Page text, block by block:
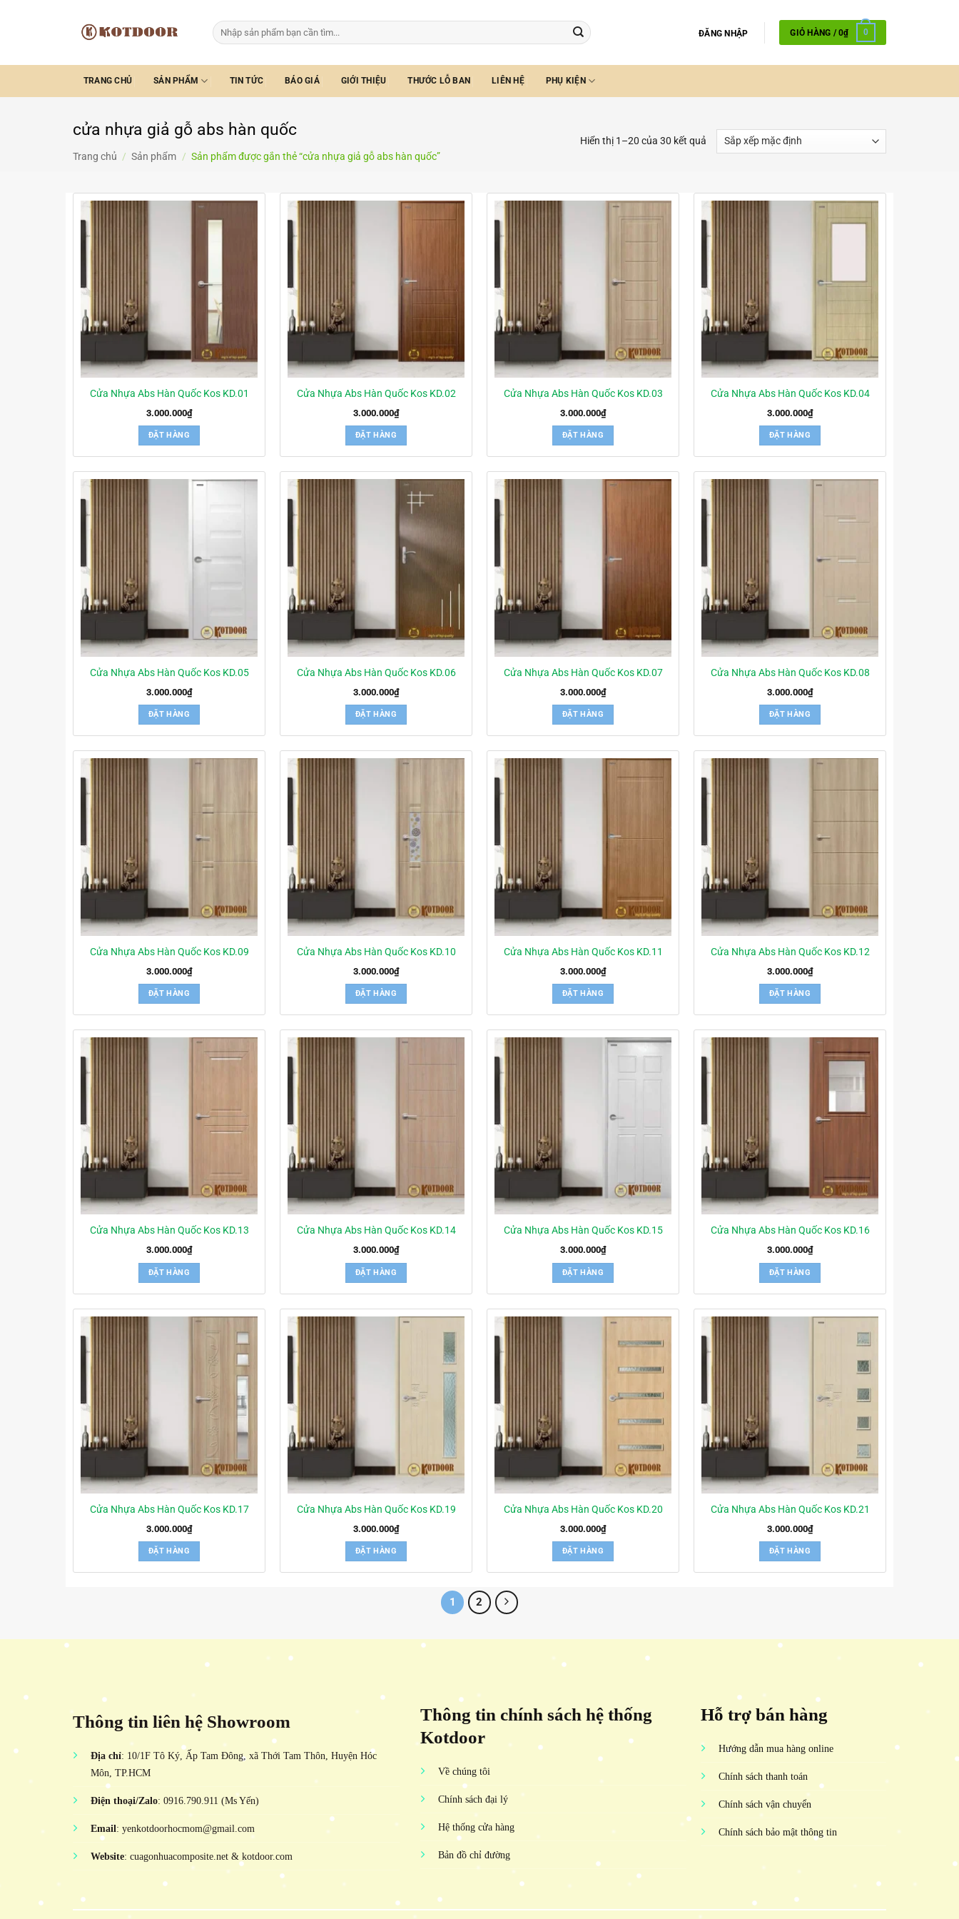
Tìm
kiếm:
ĐĂNG NHẬP GIỎ HÀNG /0₫ 0
TRANG CHỦ SẢN PHẨM TIN TỨC BÁO GIÁ GIỚI THIỆU THƯỚC LỖ BAN LIÊN HỆ PHỤ KIỆN
cửa nhựa giả gỗ abs hàn quốc
Trang chủ / Sản phẩm / Sản phẩm được gắn thẻ “cửa nhựa giả gỗ abs hàn quốc”
Hiển thị 1–20 của 30 kết quả
Cửa Nhựa Abs Hàn Quốc Kos KD.01
3.000.000₫
ĐẶT HÀNG
Cửa Nhựa Abs Hàn Quốc Kos KD.02
3.000.000₫
ĐẶT HÀNG
Cửa Nhựa Abs Hàn Quốc Kos KD.03
3.000.000₫
ĐẶT HÀNG
Cửa Nhựa Abs Hàn Quốc Kos KD.04
3.000.000₫
ĐẶT HÀNG
Cửa Nhựa Abs Hàn Quốc Kos KD.05
3.000.000₫
ĐẶT HÀNG
Cửa Nhựa Abs Hàn Quốc Kos KD.06
3.000.000₫
ĐẶT HÀNG
Cửa Nhựa Abs Hàn Quốc Kos KD.07
3.000.000₫
ĐẶT HÀNG
Cửa Nhựa Abs Hàn Quốc Kos KD.08
3.000.000₫
ĐẶT HÀNG
Cửa Nhựa Abs Hàn Quốc Kos KD.09
3.000.000₫
ĐẶT HÀNG
Cửa Nhựa Abs Hàn Quốc Kos KD.10
3.000.000₫
ĐẶT HÀNG
Cửa Nhựa Abs Hàn Quốc Kos KD.11
3.000.000₫
ĐẶT HÀNG
Cửa Nhựa Abs Hàn Quốc Kos KD.12
3.000.000₫
ĐẶT HÀNG
Cửa Nhựa Abs Hàn Quốc Kos KD.13
3.000.000₫
ĐẶT HÀNG
Cửa Nhựa Abs Hàn Quốc Kos KD.14
3.000.000₫
ĐẶT HÀNG
Cửa Nhựa Abs Hàn Quốc Kos KD.15
3.000.000₫
ĐẶT HÀNG
Cửa Nhựa Abs Hàn Quốc Kos KD.16
3.000.000₫
ĐẶT HÀNG
Cửa Nhựa Abs Hàn Quốc Kos KD.17
3.000.000₫
ĐẶT HÀNG
Cửa Nhựa Abs Hàn Quốc Kos KD.19
3.000.000₫
ĐẶT HÀNG
Cửa Nhựa Abs Hàn Quốc Kos KD.20
3.000.000₫
ĐẶT HÀNG
Cửa Nhựa Abs Hàn Quốc Kos KD.21
3.000.000₫
ĐẶT HÀNG
1 2
Thông tin liên hệ Showroom
Địa chỉ: 10/1F Tô Ký, Ấp Tam Đông, xã Thới Tam Thôn, Huyện Hóc
Môn, TP.HCM
Điện thoại/Zalo: 0916.790.911 (Ms Yến)
Email: yenkotdoorhocmom@gmail.com
Website: cuagonhuacomposite.net & kotdoor.com
Thông tin chính sách hệ thống
Kotdoor
Về chúng tôi
Chính sách đại lý
Hệ thống cửa hàng
Bản đồ chỉ đường
Hỗ trợ bán hàng
Hướng dẫn mua hàng online
Chính sách thanh toán
Chính sách vận chuyển
Chính sách bảo mật thông tin